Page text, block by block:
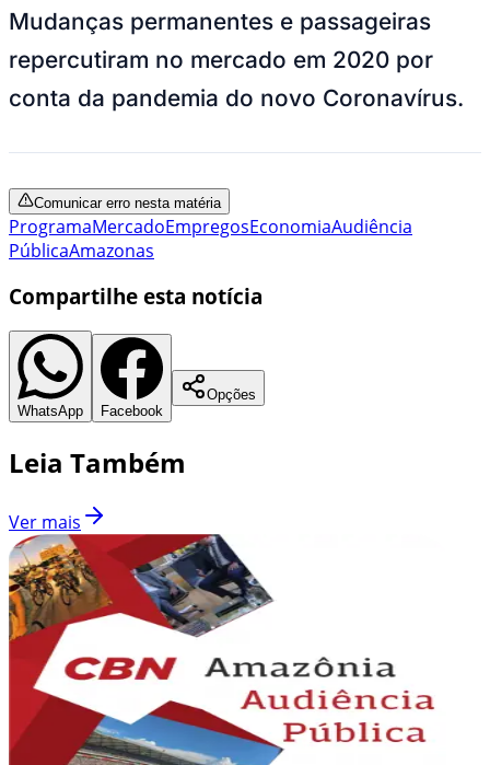
Mudanças permanentes e passageiras
repercutiram no mercado em 2020 por
conta da pandemia do novo Coronavírus.
Comunicar erro nesta matéria
ProgramaMercadoEmpregosEconomiaAudiência
PúblicaAmazonas
Compartilhe esta notícia
WhatsApp Facebook
Opções
Leia Também
Ver mais